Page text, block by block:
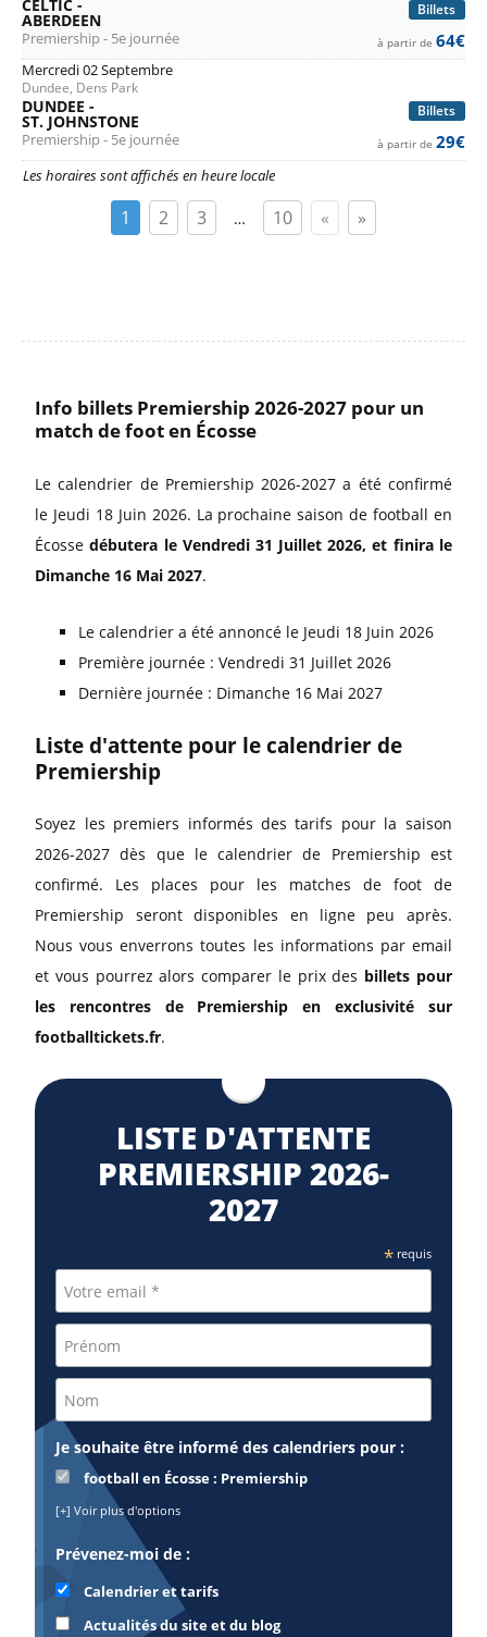
Les horaires sont affichés en heure locale
Billets
CELTIC -
ABERDEEN
Premiership - 5e journée à partir de 64€
Mercredi 02 Septembre
Dundee, Dens Park
Billets
DUNDEE -
ST. JOHNSTONE
Premiership - 5e journée à partir de 29€
1 2 3 … 10 « »
Info billets Premiership 2026-2027 pour un
match de foot en Écosse
Le calendrier de Premiership 2026-2027 a été confirmé
le Jeudi 18 Juin 2026. La prochaine saison de football en
Écossedébutera le Vendredi 31 Juillet 2026, et finira le
Dimanche 16 Mai 2027.
Le calendrier a été annoncé le Jeudi 18 Juin 2026
Première journée : Vendredi 31 Juillet 2026
Dernière journée : Dimanche 16 Mai 2027
Liste d'attente pour le calendrier de
Premiership
Soyez les premiers informés des tarifs pour la saison
2026-2027 dès que le calendrier de Premiership est
confirmé. Les places pour les matches de foot de
Premiership seront disponibles en ligne peu après.
Nous vous enverrons toutes les informations par email
et vous pourrez alors comparer le prix des billets pour
les rencontres de Premiership en exclusivité sur
footballtickets.fr.
LISTE D'ATTENTE
PREMIERSHIP 2026-
2027
*requis
Je souhaite être informé des calendriers pour :
football en Écosse : Premiership
[+] Voir plus d'options
Prévenez-moi de :
Calendrier et tarifs
Actualités du site et du blog